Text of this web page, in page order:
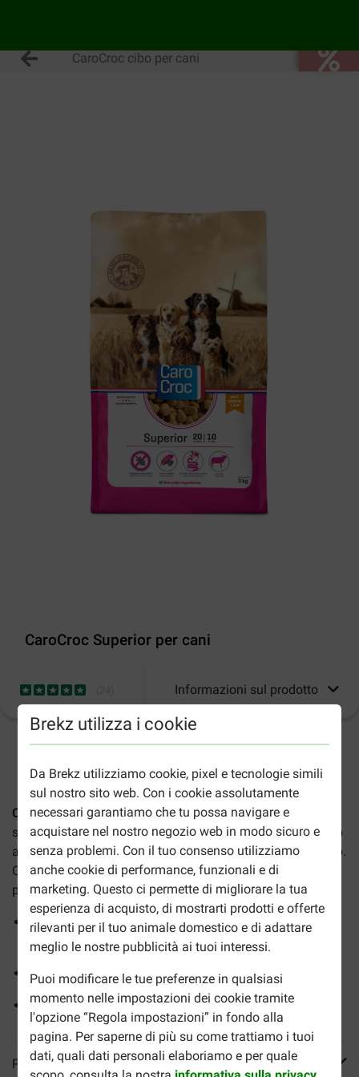
Brekz utilizza i cookie
Da Brekz utilizziamo cookie, pixel e tecnologie simili
sul nostro sito web. Con i cookie assolutamente
necessari garantiamo che tu possa navigare e
acquistare nel nostro negozio web in modo sicuro e
senza problemi. Con il tuo consenso utilizziamo
anche cookie di performance, funzionali e di
marketing. Questo ci permette di migliorare la tua
esperienza di acquisto, di mostrarti prodotti e offerte
rilevanti per il tuo animale domestico e di adattare
meglio le nostre pubblicità ai tuoi interessi.
Puoi modificare le tue preferenze in qualsiasi
momento nelle impostazioni dei cookie tramite
l'opzione “Regola impostazioni” in fondo alla
pagina. Per saperne di più su come trattiamo i tuoi
dati, quali dati personali elaboriamo e per quale
CaroCroc cibo per cani
CaroCroc Superior per cani
Informazioni sul prodotto
CaroCroc Superiorè un alimento secco ipoallergenico
studiato per sostenere la funzione gastrointestinale del tuo
amico a quattro zampe con un apparato digerente delicato.
Queste crocchette sono prive di glutine di frumento e
preparate, tra l'altro, con carne fresca di agnello.
Crocchette facilmente digeribili, favoriscono una
digestione sana
Ipoallergenico, senza glutine di frumento
Un pasto gustoso e completo
Più informazioni